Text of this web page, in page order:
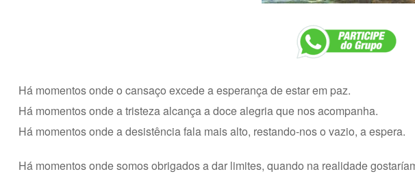
Há momentos onde o cansaço excede a esperança de estar em paz.
Há momentos onde a tristeza alcança a doce alegria que nos acompanha.
Há momentos onde a desistência fala mais alto, restando-nos o vazio, a espera.
Há momentos onde somos obrigados a dar limites, quando na realidade